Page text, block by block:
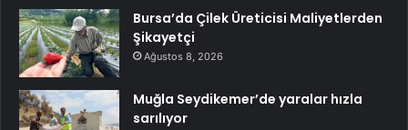
Bursa’da Çilek Üreticisi Maliyetlerden
Şikayetçi
Ağustos 8, 2026
Muğla Seydikemer’de yaralar hızla
sarılıyor